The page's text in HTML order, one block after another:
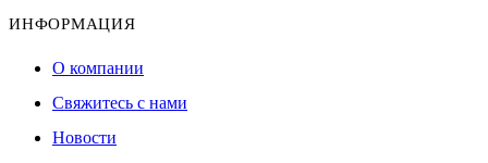
ИНФОРМАЦИЯ
О компании
Свяжитесь с нами
Новости